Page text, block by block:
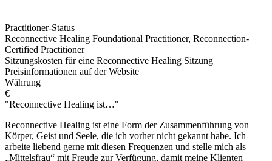
Practitioner-Status
Reconnective Healing Foundational Practitioner, Reconnection-
Certified Practitioner
Sitzungskosten für eine Reconnective Healing Sitzung
Preisinformationen auf der Website
Währung
€
"Reconnective Healing ist…"
Reconnective Healing ist eine Form der Zusammenführung von
Körper, Geist und Seele, die ich vorher nicht gekannt habe. Ich
arbeite liebend gerne mit diesen Frequenzen und stelle mich als
„Mittelsfrau“ mit Freude zur Verfügung, damit meine Klienten